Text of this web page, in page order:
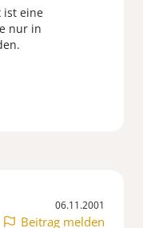
ist eine
nur in
06.11.2001
Beitrag melden